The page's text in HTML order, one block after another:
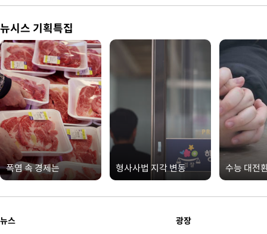
뉴시스 기획특집
폭염 속 경제는 형사사법 지각 변동 수능 대전
뉴스 광장